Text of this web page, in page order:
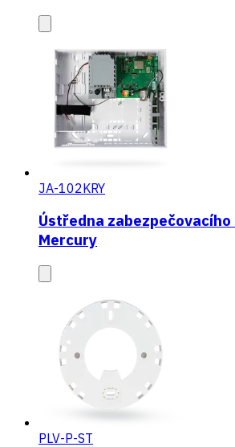
JA-102KRY
Ústředna
Mercury
PLV-P-ST